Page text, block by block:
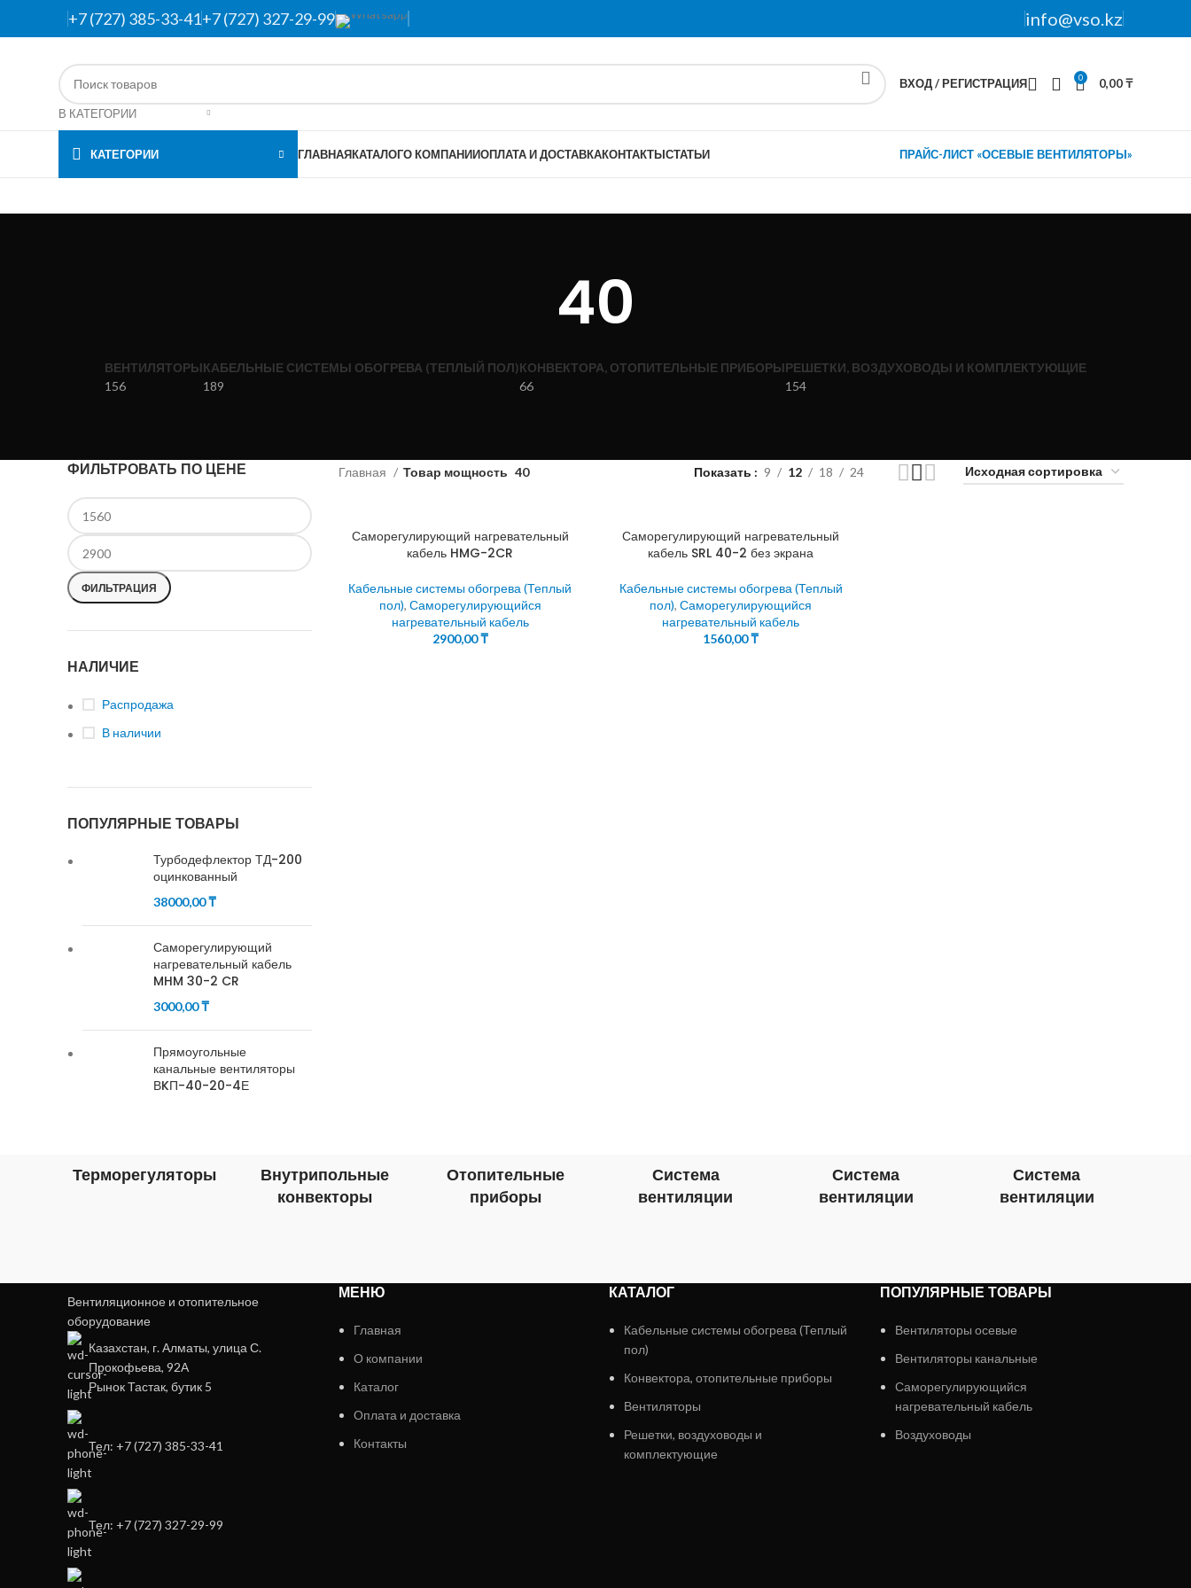
+7 (727) 385-33-41+7 (727) 327-29-99 info@vso.kz
В КАТЕГОРИИ
ВХОД / РЕГИСТРАЦИЯ 0 0,00₸
КАТЕГОРИИ ГЛАВНАЯКАТАЛОГО КОМПАНИИОПЛАТА И ДОСТАВКАКОНТАКТЫСТАТЬИ ПРАЙС-ЛИСТ «ОСЕВЫЕ ВЕНТИЛЯТОРЫ»
40
ВЕНТИЛЯТОРЫ
156
КАБЕЛЬНЫЕ СИСТЕМЫ ОБОГРЕВА (ТЕПЛЫЙ ПОЛ)
189
КОНВЕКТОРА, ОТОПИТЕЛЬНЫЕ ПРИБОРЫ
66
РЕШЕТКИ, ВОЗДУХОВОДЫ И КОМПЛЕКТУЮЩИЕ
154
ФИЛЬТРОВАТЬ ПО ЦЕНЕ
ФИЛЬТРАЦИЯ
НАЛИЧИЕ
Распродажа
В наличии
ПОПУЛЯРНЫЕ ТОВАРЫ
Турбодефлектор ТД-200
оцинкованный
38000,00₸
Саморегулирующий
нагревательный кабель
MHM 30-2 CR
3000,00₸
Прямоугольные
канальные вентиляторы
ВKП-40-20-4Е
Главная Товар мощность 40 Показать 9 12 18 24
Саморегулирующий нагревательный
кабель HMG-2CR
Кабельные системы обогрева (Теплый
пол), Саморегулирующийся
нагревательный кабель
2900,00₸
Саморегулирующий нагревательный
кабель SRL 40-2 без экрана
Кабельные системы обогрева (Теплый
пол),Саморегулирующийся
нагревательный кабель
1560,00₸
Терморегуляторы
Внутрипольные
конвекторы
Отопительные
приборы
Система
вентиляции
Система
вентиляции
Система
вентиляции
Вентиляционное и отопительное
оборудование
Казахстан, г. Алматы, улица С.
Прокофьева, 92А
Рынок Тастак, бутик 5
Тел: +7 (727) 385-33-41
Тел: +7 (727) 327-29-99
МЕНЮ
Главная
О компании
Каталог
Оплата и доставка
Контакты
КАТАЛОГ
Кабельные системы обогрева (Теплый
пол)
Конвектора, отопительные приборы
Вентиляторы
Решетки, воздуховоды и
комплектующие
ПОПУЛЯРНЫЕ ТОВАРЫ
Вентиляторы осевые
Вентиляторы канальные
Саморегулирующийся
нагревательный кабель
Воздуховоды